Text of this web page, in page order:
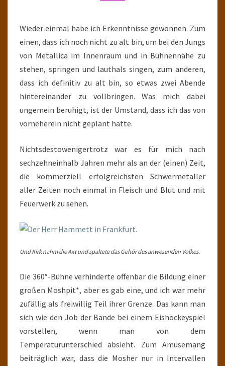
Wieder einmal habe ich Erkenntnisse gewonnen. Zum
einen, dass ich noch nicht zu alt bin, um bei den Jungs
von Metallica im Innenraum und in Bühnennähe zu
stehen, springen und lauthals singen, zum anderen,
dass ich definitiv zu alt bin, so etwas zwei Abende
hintereinander zu vollbringen. Was mich dabei
ungemein beruhigt, ist der Umstand, dass ich das von
vorneherein nicht geplant hatte.
Nichtsdestowenigertrotz war es für mich nach
sechzehneinhalb Jahren mehr als an der (einen) Zeit,
die kommerziell erfolgreichsten Schwermetaller
aller Zeiten noch einmal in Fleisch und Blut und mit
Feuerwerk zu sehen.
Und Kirk nahm die Axt und spaltete das Gehör des anwesenden Volkes.
Die 360°-Bühne verhinderte offenbar die Bildung einer
großen Moshpit*, aber es gab eine, und ich war mehr
zufällig als freiwillig Teil ihrer Grenze. Das kann man
sich wie den Job der Bande bei einem Eishockeyspiel
vorstellen, wenn man von dem
Temperaturunterschied absieht. Zum Amüsemang
beiträglich war, dass die Mosher nur in Intervallen